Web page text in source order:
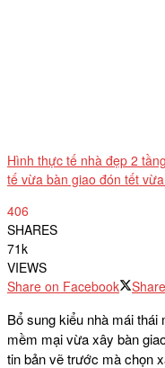
Hình thực tế nhà đẹp 2
tế vừa bàn giao đón tết
406
SHARES
71k
VIEWS
Share on Facebook
Bổ sung kiểu nhà mái thái
mềm mại vừa xây bàn
tin bản vẽ trước mà chọn